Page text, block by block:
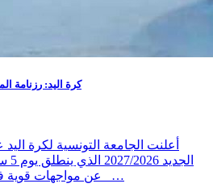
كرة اليد: رزنامة
أعلنت الجامعة التونسية لكرة
عن مواجهات قوية في الجولة الأولى:نسر طبلبة _…